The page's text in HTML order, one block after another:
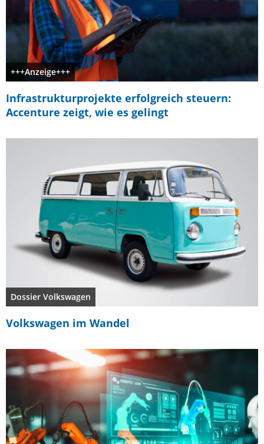
+++Anzeige+++
Infrastrukturprojekte erfolgreich steuern:
Accenture zeigt, wie es gelingt
Dossier Volkswagen
Volkswagen im Wandel